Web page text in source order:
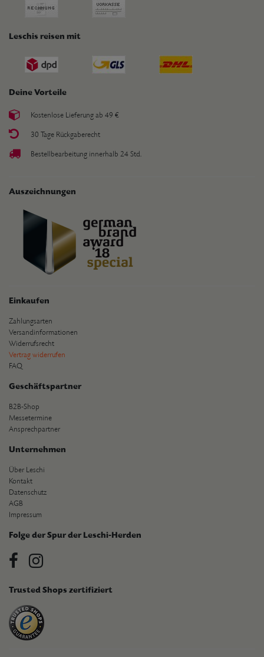
Leschis reisen mit
Deine Vorteile
Kostenlose Lieferung ab 49 €
30 Tage Rückgaberecht
Bestellbearbeitung innerhalb 24 Std.
Auszeichnungen
Einkaufen
Zahlungsarten
Versandinformationen
Widerrufsrecht
Vertrag widerrufen
FAQ
Geschäftspartner
B2B-Shop
Messetermine
Ansprechpartner
Unternehmen
Über Leschi
Kontakt
Datenschutz
AGB
Impressum
Folge der Spur der Leschi-Herden
Trusted Shops zertifiziert